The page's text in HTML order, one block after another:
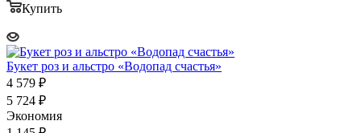
Купить
Букет роз и альстро «Водопад счастья»
4 579 ₽
5 724 ₽
Экономия